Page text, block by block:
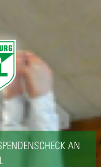
AN